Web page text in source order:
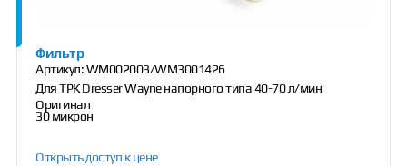
Фильтр
Артикул:WM002003/WM3001426
Для ТРК Dresser Wayne напорного типа 40-70 л/мин
Оригинал
30 микрон
Открыть доступ к цене